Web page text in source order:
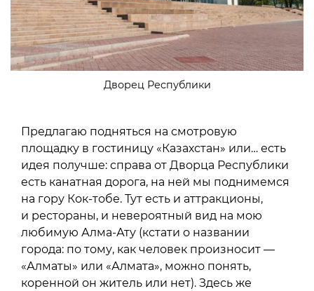
Дворец Республики
Предлагаю подняться на смотровую
площадку в гостиницу «Казахстан» или… есть
идея получше: справа от Дворца Республики
есть канатная дорога, на ней мы поднимемся
на гору Кок-тобе. Тут есть и аттракционы,
и рестораны, и невероятный вид на мою
любимую Алма-Ату (кстати о названии
города: по тому, как человек произносит —
«Алматы» или «Алмата», можно понять,
коренной он житель или нет). Здесь же